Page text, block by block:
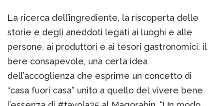
La ricerca dell’ingrediente, la riscoperta delle
storie e degli aneddoti legati ai luoghi e alle
persone, ai produttori e ai tesori gastronomici, il
bere consapevole, una certa idea
dell’accoglienza che esprime un concetto di
“casa fuori casa” unito a quello del vivere bene